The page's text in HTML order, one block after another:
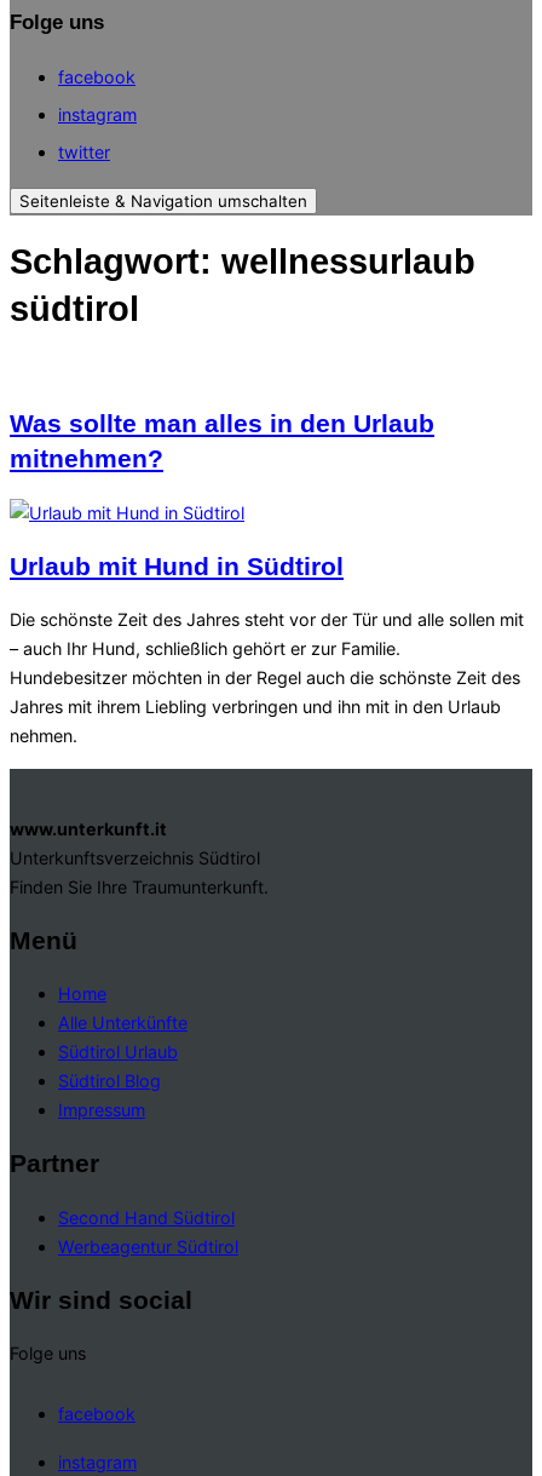
Folge uns
facebook
instagram
twitter
Seitenleiste & Navigation umschalten
Schlagwort: wellnessurlaub
südtirol
Was sollte man alles in den Urlaub
mitnehmen?
Urlaub mit Hund in Südtirol
Die schönste Zeit des Jahres steht vor der Tür und alle sollen mit
– auch Ihr Hund, schließlich gehört er zur Familie.
Hundebesitzer möchten in der Regel auch die schönste Zeit des
Jahres mit ihrem Liebling verbringen und ihn mit in den Urlaub
nehmen.
www.unterkunft.it
Unterkunftsverzeichnis Südtirol
Finden Sie Ihre Traumunterkunft.
Menü
Home
Alle Unterkünfte
Südtirol Urlaub
Südtirol Blog
Impressum
Partner
Second Hand Südtirol
Werbeagentur Südtirol
Wir sind social
Folge uns
facebook
instagram